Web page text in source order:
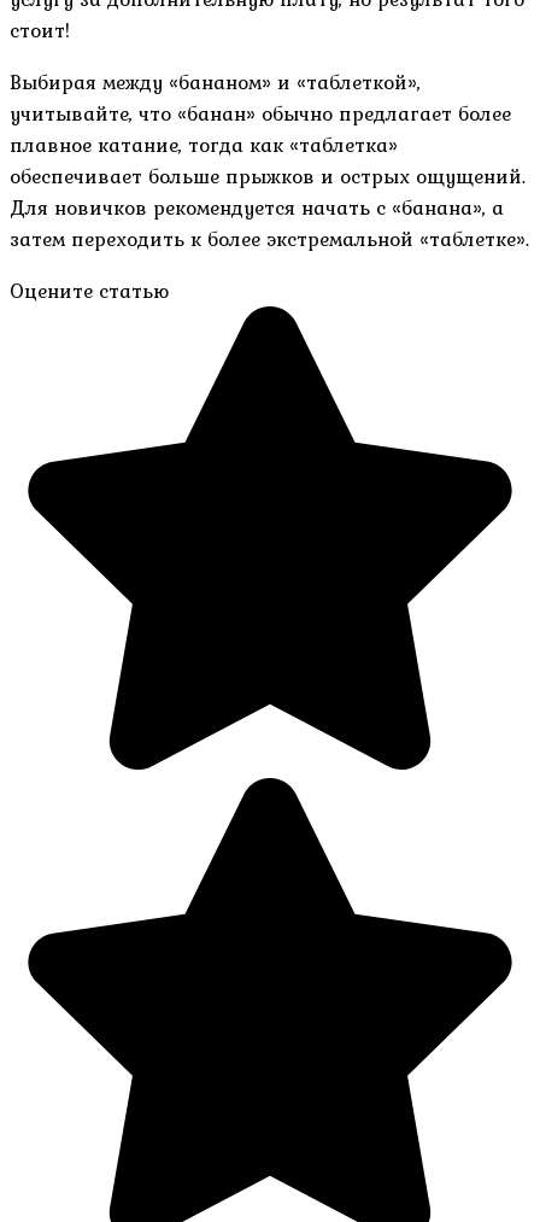
стоит!
Выбирая между «бананом» и «таблеткой»,
учитывайте, что «банан» обычно предлагает более
плавное катание, тогда как «таблетка»
обеспечивает больше прыжков и острых ощущений.
Для новичков рекомендуется начать с «банана», а
затем переходить к более экстремальной «таблетке».
Оцените статью